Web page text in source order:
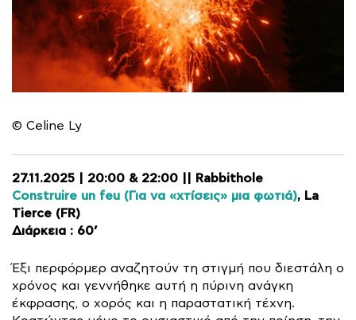
© Celine Ly
27.11.2025 | 20:00 & 22:00 || Rabbithole
Construire un feu (Για να «χτίσεις» μια φωτιά), La
Tierce (FR)
Διάρκεια : 60’
Έξι περφόρμερ αναζητούν τη στιγμή που διεστάλη ο
χρόνος και γεννήθηκε αυτή η πύρινη ανάγκη
έκφρασης, ο χορός και η παραστατική τέχνη.